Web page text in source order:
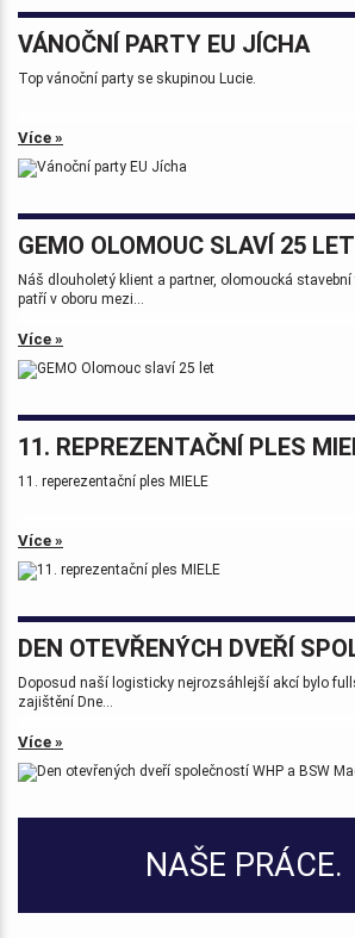
VÁNOČNÍ PARTY EU JÍCHA
Top vánoční party se skupinou Lucie.
Více »
GEMO OLOMOUC SLAVÍ 25 LET
Náš dlouholetý klient a partner, olomoucká stavební
patří v oboru mezi...
Více »
11. REPREZENTAČNÍ PLES
11. reperezentační ples MIELE
Více »
Doposud naší logisticky nejrozsáhlejší akcí bylo
zajištění Dne...
Více »
NAŠE PRÁCE.